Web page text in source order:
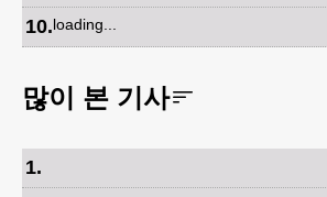
10.loading...
많이 본 기사
1.